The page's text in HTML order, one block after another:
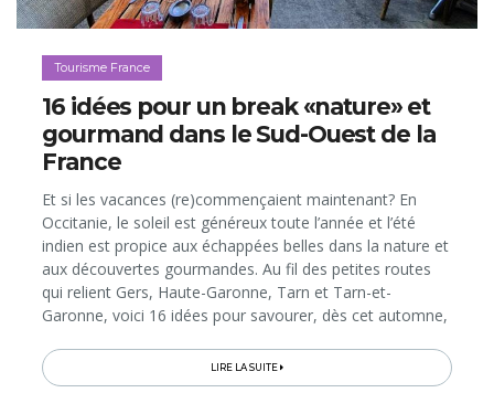
Tourisme France
16 idées pour un break «nature» et
gourmand dans le Sud-Ouest de la
France
Et si les vacances (re)commençaient maintenant? En
Occitanie, le soleil est généreux toute l’année et l’été
indien est propice aux échappées belles dans la nature et
aux découvertes gourmandes. Au fil des petites routes
qui relient Gers, Haute-Garonne, Tarn et Tarn-et-
Garonne, voici 16 idées pour savourer, dès cet automne,
font...
LIRE LA SUITE